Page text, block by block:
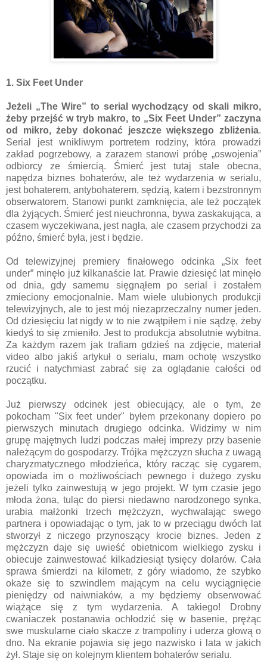
1. Six Feet Under
Jeżeli „The Wire” to serial wychodzący od skali mikro,
żeby przejść w tryb makro, to „Six Feet Under” zaczyna
od mikro, żeby dokonać jeszcze większego zbliżenia.
Serial jest wnikliwym portretem rodziny, która prowadzi
zakład pogrzebowy, a zarazem stanowi próbę „oswojenia”
odbiorcy ze śmiercią. Śmierć jest tutaj stale obecna,
napędza biznes bohaterów, ale też wydarzenia w serialu,
jest bohaterem, antybohaterem, sędzią, katem i bezstronnym
obserwatorem. Stanowi punkt zamknięcia, ale też początek
dla żyjących. Śmierć jest nieuchronna, bywa zaskakująca, a
czasem wyczekiwana, jest nagła, ale czasem przychodzi za
późno, śmierć była, jest i będzie.
Od telewizyjnej premiery finałowego odcinka „Six feet
under” minęło już kilkanaście lat. Prawie dziesięć lat minęło
od dnia, gdy samemu sięgnąłem po serial i zostałem
zmieciony emocjonalnie. Mam wiele ulubionych produkcji
telewizyjnych, ale to jest mój niezaprzeczalny numer jeden.
Od dziesięciu lat nigdy w to nie zwątpiłem i nie sądzę, żeby
kiedyś to się zmieniło. Jest to produkcja absolutnie wybitna.
Za każdym razem jak trafiam gdzieś na zdjęcie, materiał
video albo jakiś artykuł o serialu, mam ochotę wszystko
rzucić i natychmiast zabrać się za oglądanie całości od
początku.
Już pierwszy odcinek jest obiecujący, ale o tym, że
pokocham "Six feet under" byłem przekonany dopiero po
pierwszych minutach drugiego odcinka. Widzimy w nim
grupę majętnych ludzi podczas małej imprezy przy basenie
należącym do gospodarzy. Trójka mężczyzn słucha z uwagą
charyzmatycznego młodzieńca, który racząc się cygarem,
opowiada im o możliwościach pewnego i dużego zysku
jeżeli tylko zainwestują w jego projekt. W tym czasie jego
młoda żona, tuląc do piersi niedawno narodzonego synka,
urabia małżonki trzech mężczyzn, wychwalając swego
partnera i opowiadając o tym, jak to w przeciągu dwóch lat
stworzył z niczego przynoszący krocie biznes. Jeden z
mężczyzn daje się uwieść obietnicom wielkiego zysku i
obiecuje zainwestować kilkadziesiąt tysięcy dolarów. Cała
sprawa śmierdzi na kilometr, z góry wiadomo, że szybko
okaże się to szwindlem mającym na celu wyciągnięcie
pieniędzy od naiwniaków, a my będziemy obserwować
wiążące się z tym wydarzenia. A takiego! Drobny
cwaniaczek postanawia ochłodzić się w basenie, prężąc
swe muskularne ciało skacze z trampoliny i uderza głową o
dno. Na ekranie pojawia się jego nazwisko i lata w jakich
żył. Staje się on kolejnym klientem bohaterów serialu.